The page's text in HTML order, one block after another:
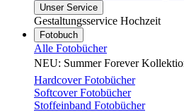
Unser Service
Gestaltungsservice Hochzeit
Fotobuch
Alle Fotobücher
NEU: Summer Forever
Hardcover Fotobücher
Softcover Fotobücher
Stoffeinband Fotobücher